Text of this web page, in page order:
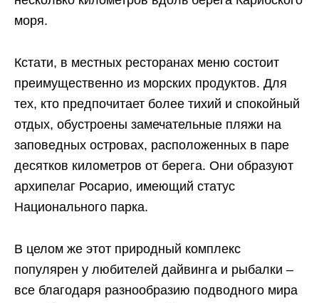
моря.
Кстати, в местных ресторанах меню состоит
преимущественно из морских продуктов. Для
тех, кто предпочитает более тихий и спокойный
отдых, обустроены замечательные пляжи на
заповедных островах, расположенных в паре
десятков километров от берега. Они образуют
архипелаг Росарио, имеющий статус
Национального парка.
В целом же этот природный комплекс
популярен у любителей дайвинга и рыбалки –
все благодаря разнообразию подводного мира